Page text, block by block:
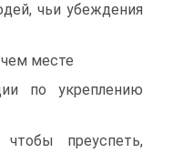
чьи убеждения
месте
по укреплению
преуспеть,